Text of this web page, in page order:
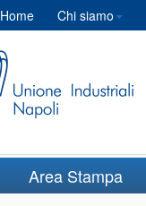
Home Chi siamo
Area Stampa